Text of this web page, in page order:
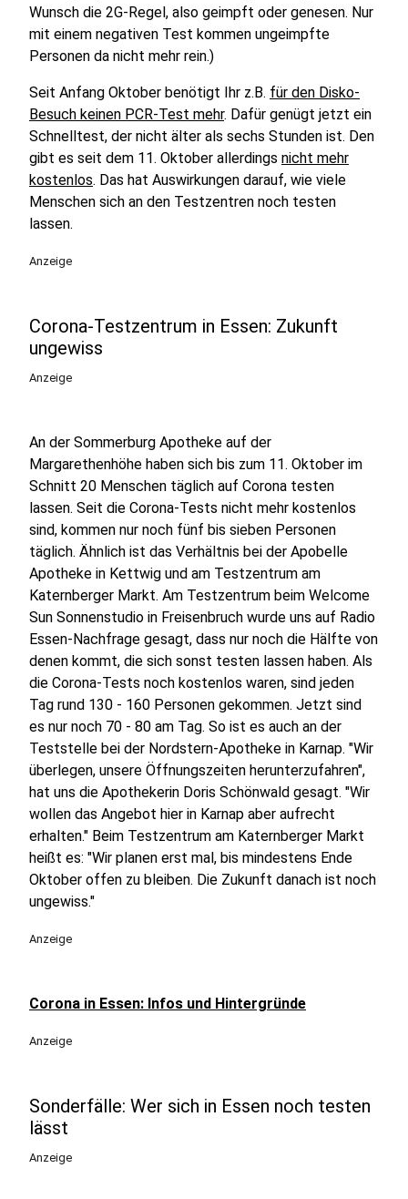
Wunsch die 2G-Regel, also geimpft oder genesen. Nur
mit einem negativen Test kommen ungeimpfte
Personen da nicht mehr rein.)
Seit Anfang Oktober benötigt Ihr z.B. für den Disko-
Besuch keinen PCR-Test mehr. Dafür genügt jetzt ein
Schnelltest, der nicht älter als sechs Stunden ist. Den
gibt es seit dem 11. Oktober allerdings nicht mehr
kostenlos. Das hat Auswirkungen darauf, wie viele
Menschen sich an den Testzentren noch testen
lassen.
Anzeige
Corona-Testzentrum in Essen: Zukunft
ungewiss
Anzeige
An der Sommerburg Apotheke auf der
Margarethenhöhe haben sich bis zum 11. Oktober im
Schnitt 20 Menschen täglich auf Corona testen
lassen. Seit die Corona-Tests nicht mehr kostenlos
sind, kommen nur noch fünf bis sieben Personen
täglich. Ähnlich ist das Verhältnis bei der Apobelle
Apotheke in Kettwig und am Testzentrum am
Katernberger Markt. Am Testzentrum beim Welcome
Sun Sonnenstudio in Freisenbruch wurde uns auf Radio
Essen-Nachfrage gesagt, dass nur noch die Hälfte von
denen kommt, die sich sonst testen lassen haben. Als
die Corona-Tests noch kostenlos waren, sind jeden
Tag rund 130 - 160 Personen gekommen. Jetzt sind
es nur noch 70 - 80 am Tag. So ist es auch an der
Teststelle bei der Nordstern-Apotheke in Karnap. "Wir
überlegen, unsere Öffnungszeiten herunterzufahren",
hat uns die Apothekerin Doris Schönwald gesagt. "Wir
wollen das Angebot hier in Karnap aber aufrecht
erhalten." Beim Testzentrum am Katernberger Markt
heißt es: "Wir planen erst mal, bis mindestens Ende
Oktober offen zu bleiben. Die Zukunft danach ist noch
ungewiss."
Anzeige
Corona in Essen: Infos und Hintergründe
Anzeige
Sonderfälle: Wer sich in Essen noch testen
lässt
Anzeige